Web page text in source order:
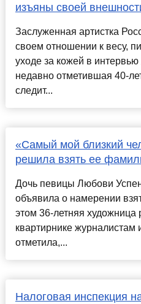
изъяны своей
Заслуженная артистка
своем отношении к весу,
уходе за кожей в
недавно отметившая 40-
следит...
«Самый мой близкий
решила взять ее
Дочь певицы Любови
объявила о намерении
этом 36-летняя художница
квартирнике журналистам
отметила,...
Налоговая инспекция